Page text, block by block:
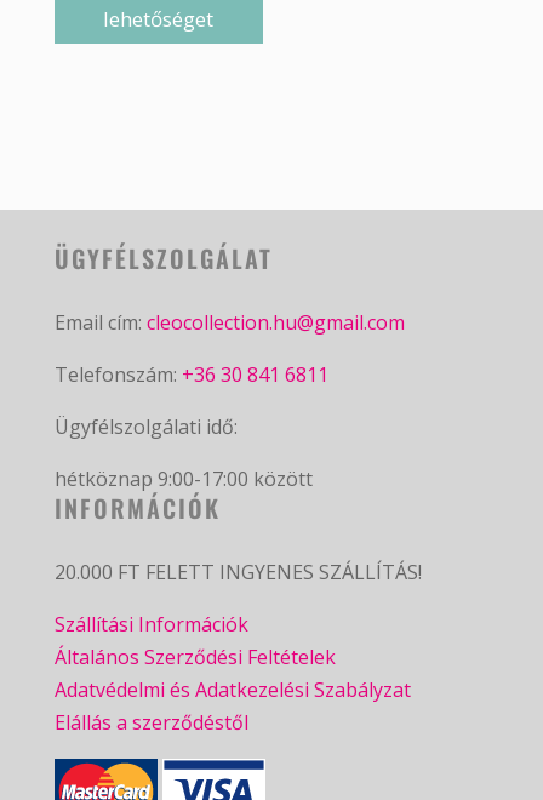
lehetőséget
ÜGYFÉLSZOLGÁLAT
Email cím: cleocollection.hu@gmail.com
Telefonszám: +36 30 841 6811
Ügyfélszolgálati idő:
hétköznap 9:00-17:00 között
INFORMÁCIÓK
20.000 FT FELETT INGYENES SZÁLLÍTÁS!
Szállítási Információk
Általános Szerződési Feltételek
Adatvédelmi és Adatkezelési Szabályzat
Elállás a szerződéstől